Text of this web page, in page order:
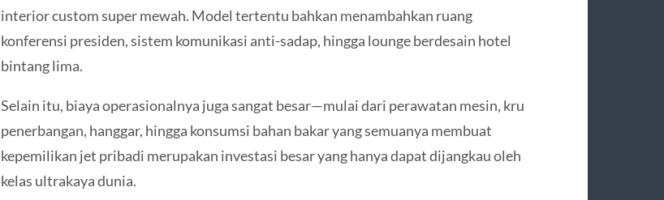
interior custom super mewah. Model tertentu bahkan menambahkan ruang
konferensi presiden, sistem komunikasi anti-sadap, hingga lounge berdesain hotel
bintang lima.
Selain itu, biaya operasionalnya juga sangat besar—mulai dari perawatan mesin, kru
penerbangan, hanggar, hingga konsumsi bahan bakar yang semuanya membuat
kepemilikan jet pribadi merupakan investasi besar yang hanya dapat dijangkau oleh
kelas ultrakaya dunia.